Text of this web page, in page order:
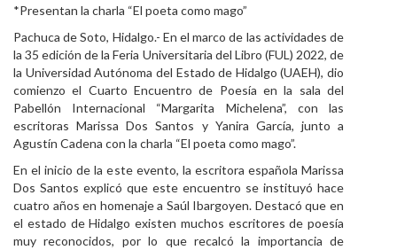
Alumnado
Aspirantes
Personal
Alumni
Visitantes
*Presentan la charla “El poeta como mago”
Pachuca de Soto, Hidalgo.- En el marco de las actividades de
la 35 edición de la Feria Universitaria del Libro (FUL) 2022, de
la Universidad Autónoma del Estado de Hidalgo (UAEH), dio
comienzo el Cuarto Encuentro de Poesía en la sala del
Pabellón Internacional “Margarita Michelena”, con las
escritoras Marissa Dos Santos y Yanira García, junto a
Agustín Cadena con la charla “El poeta como mago”.
En el inicio de la este evento, la escritora española Marissa
Dos Santos explicó que este encuentro se instituyó hace
cuatro años en homenaje a Saúl Ibargoyen. Destacó que en
el estado de Hidalgo existen muchos escritores de poesía
muy reconocidos, por lo que recalcó la importancia de